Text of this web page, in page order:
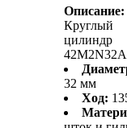
Описание:
Круглый
цилиндр
32 мм
Ход: